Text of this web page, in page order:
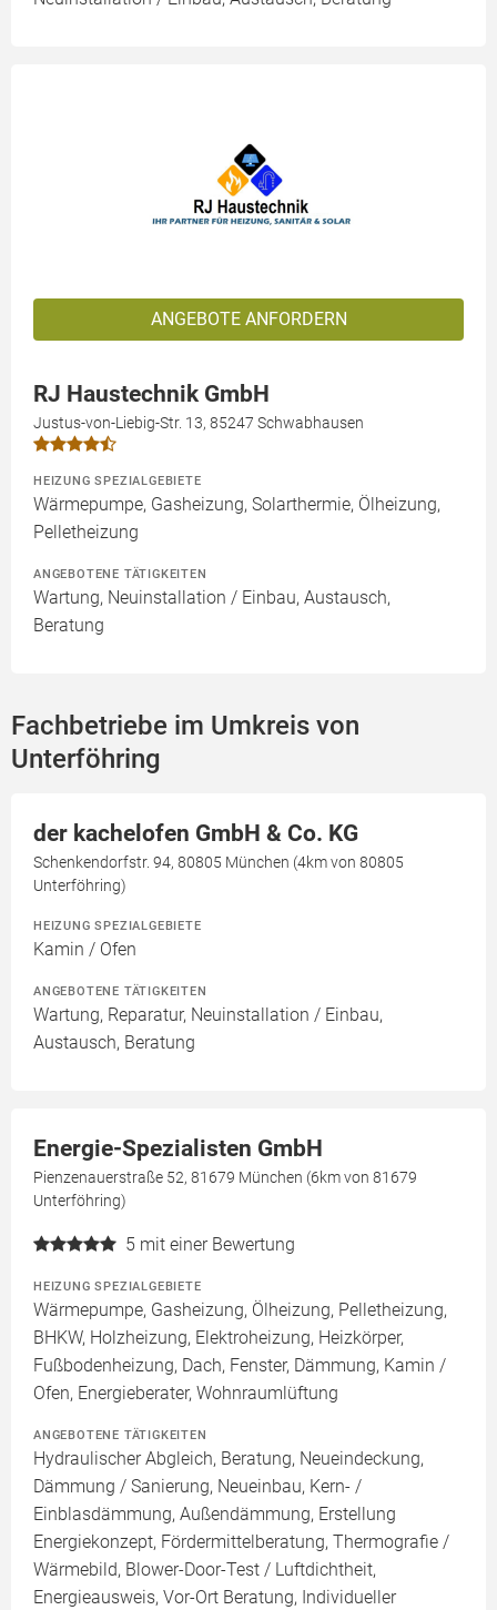
ANGEBOTE ANFORDERN
RJ Haustechnik GmbH
Justus-von-Liebig-Str. 13, 85247 Schwabhausen
HEIZUNG SPEZIALGEBIETE
Wärmepumpe, Gasheizung, Solarthermie, Ölheizung,
Pelletheizung
ANGEBOTENE TÄTIGKEITEN
Wartung, Neuinstallation / Einbau, Austausch,
Beratung
Fachbetriebe im Umkreis von
Unterföhring
der kachelofen GmbH & Co. KG
Schenkendorfstr. 94, 80805 München (4km von 80805
Unterföhring)
HEIZUNG SPEZIALGEBIETE
Kamin / Ofen
ANGEBOTENE TÄTIGKEITEN
Wartung, Reparatur, Neuinstallation / Einbau,
Austausch, Beratung
Energie-Spezialisten GmbH
Pienzenauerstraße 52, 81679 München (6km von 81679
Unterföhring)
5 mit einer Bewertung
HEIZUNG SPEZIALGEBIETE
Wärmepumpe, Gasheizung, Ölheizung, Pelletheizung,
BHKW, Holzheizung, Elektroheizung, Heizkörper,
Fußbodenheizung, Dach, Fenster, Dämmung, Kamin /
Ofen, Energieberater, Wohnraumlüftung
ANGEBOTENE TÄTIGKEITEN
Hydraulischer Abgleich, Beratung, Neueindeckung,
Dämmung / Sanierung, Neueinbau, Kern- /
Einblasdämmung, Außendämmung, Erstellung
Energiekonzept, Fördermittelberatung, Thermografie /
Wärmebild, Blower-Door-Test / Luftdichtheit,
Energieausweis, Vor-Ort Beratung, Individueller